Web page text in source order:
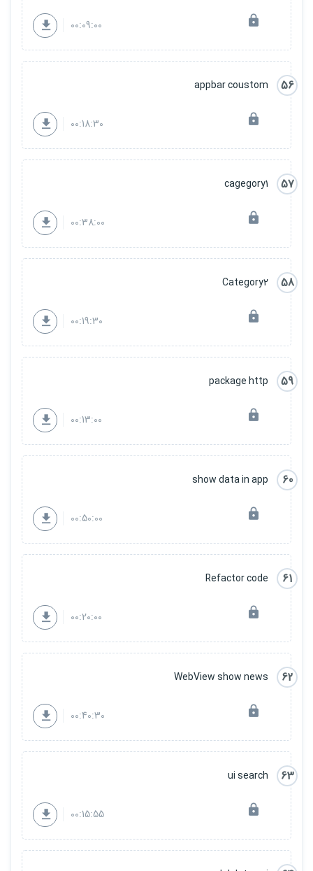
00:09:00
56
appbar coustom
00:18:30
57
cagegory1
00:38:00
58
Category2
00:19:30
59
package http
00:13:00
60
show data in app
00:50:00
61
Refactor code
00:20:00
62
WebView show news
00:40:30
63
ui search
00:15:55